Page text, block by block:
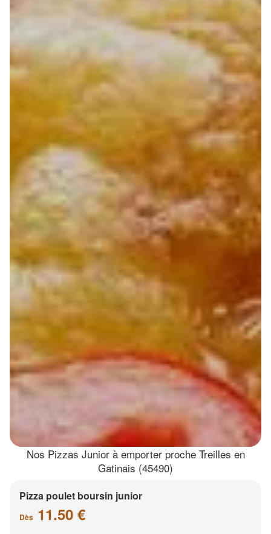
Nos Pizzas Junior à emporter proche Treilles en
Gatinais (45490)
Pizza poulet boursin junior
Dès 11.50 €